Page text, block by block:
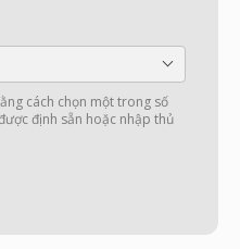
cách chọn một trong số
định sẵn hoặc nhập thủ